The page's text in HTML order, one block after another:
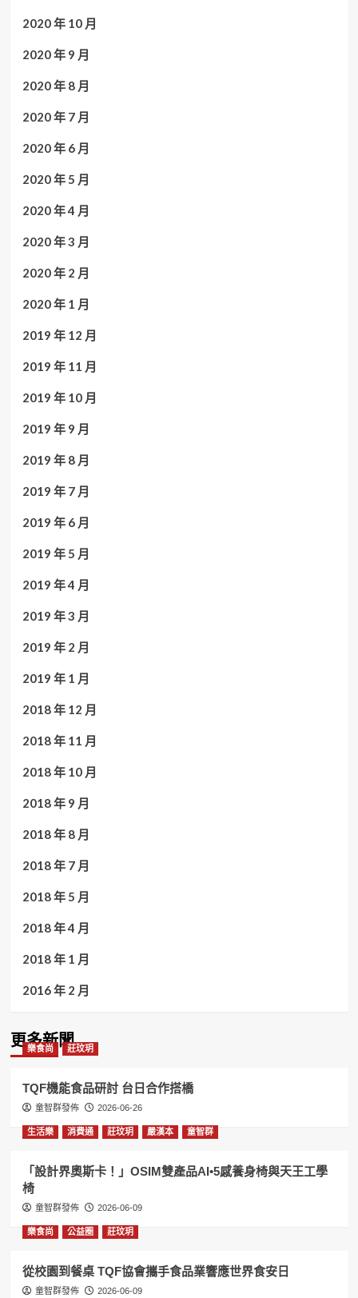
2020 年 10 月
2020 年 9 月
2020 年 8 月
2020 年 7 月
2020 年 6 月
2020 年 5 月
2020 年 4 月
2020 年 3 月
2020 年 2 月
2020 年 1 月
2019 年 12 月
2019 年 11 月
2019 年 10 月
2019 年 9 月
2019 年 8 月
2019 年 7 月
2019 年 6 月
2019 年 5 月
2019 年 4 月
2019 年 3 月
2019 年 2 月
2019 年 1 月
2018 年 12 月
2018 年 11 月
2018 年 10 月
2018 年 9 月
2018 年 8 月
2018 年 7 月
2018 年 5 月
2018 年 4 月
2018 年 1 月
2016 年 2 月
更多新聞
樂食尚 莊玟玥
TQF機能食品研討 台日合作搭橋
童智群發佈 2026-06-26
生活樂 消費通 莊玟玥 嚴漢本 童智群
「設計界奧斯卡！」OSIM雙產品AI•5感養身椅與天王工學
椅
童智群發佈 2026-06-09
樂食尚 公益圈 莊玟玥
從校園到餐桌 TQF協會攜手食品業響應世界食安日
童智群發佈 2026-06-09